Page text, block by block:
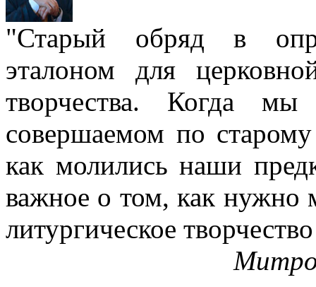
"Старый обряд в
эталоном для
творчества. Когда мы
совершаемом по
как молились наши
важное о том, как нужно
литургическое